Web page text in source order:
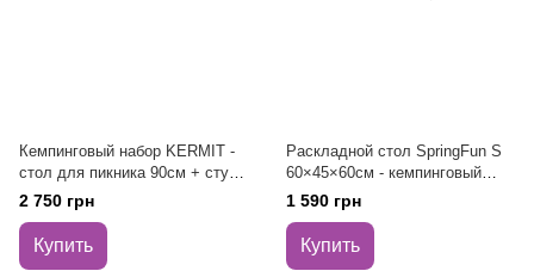
Кемпинговый набор KERMIT -
стол для пикника 90см + стул
Раскладная туристическая
мебель Oxford 600D
2 750 грн
Купить
Раскладной стол SpringFun S
60×45×60см - кемпинговый
портативный стол для туризма
Металлический каркас 30кг
1 590 грн
Купить